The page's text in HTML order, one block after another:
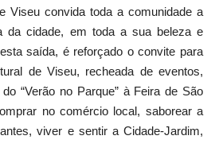
Viseu convida toda a comunidade a
da cidade, em toda a sua beleza e
saída, é reforçado o convite para
de Viseu, recheada de eventos,
“Verão no Parque” à Feira de São
no comércio local, saborear a
viver e sentir a Cidade-Jardim,